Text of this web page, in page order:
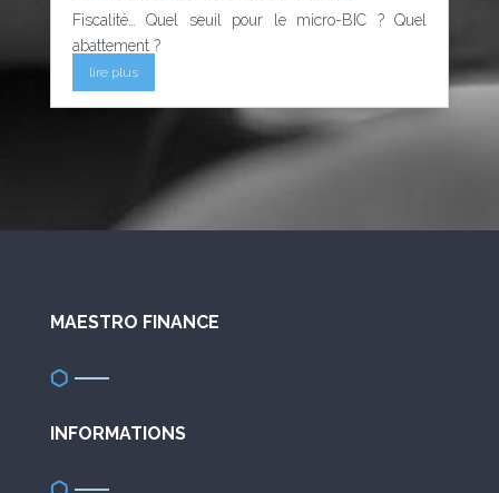
Fiscalité… Quel seuil pour le micro-BIC ? Quel
abattement ?
lire plus
MAESTRO FINANCE
INFORMATIONS